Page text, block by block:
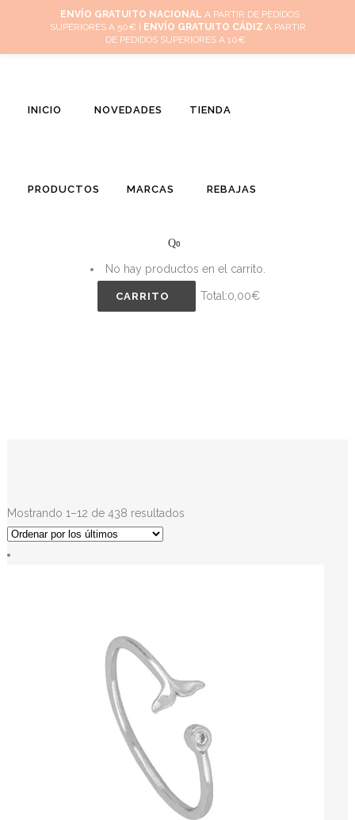
Mi cuenta Cuidado de tus joyas Conócenos Contacta
INICIO NOVEDADES TIENDA
PRODUCTOS MARCAS REBAJAS
0
No hay productos en el carrito.
CARRITO Total:0,00€
Mostrando 1–12 de 438 resultados
ENVÍO GRATUITO NACIONAL A PARTIR DE PEDIDOS
SUPERIORES A 50€ |
ENVÍO GRATUITO CÁDIZ A PARTIR
DE PEDIDOS SUPERIORES A 10€